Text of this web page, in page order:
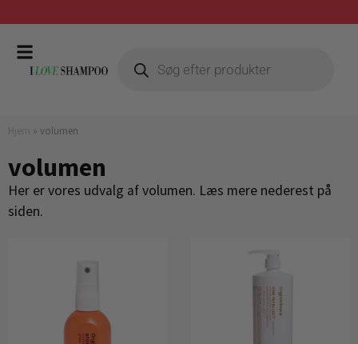
» volumen
volumen
Her er vores udvalg af volumen. Læs mere nederest på
siden.